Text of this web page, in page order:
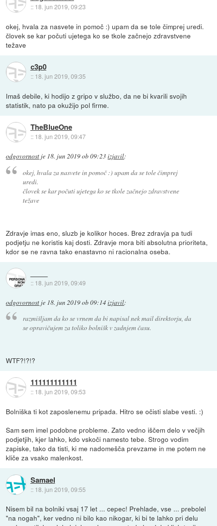
:: 18. jun 2019, 09:23
okej, hvala za nasvete in pomoč :) upam da se tole čimprej uredi.
človek se kar počuti ujetega ko se tkole začnejo zdravstvene
težave
c3p0
:: 18. jun 2019, 09:35
Imaš debile, ki hodijo z gripo v službo, da ne bi kvarili svojih
statistik, nato pa okužijo pol firme.
TheBlueOne
:: 18. jun 2019, 09:47
odgovornost je 18. jun 2019 ob 09:23izjavil:
okej, hvala za nasvete in pomoč :) upam da se tole čimprej
uredi.
človek se kar počuti ujetega ko se tkole začnejo zdravstvene
težave
Zdravje imas eno, sluzb je kolikor hoces. Brez zdravja pa tudi
podjetju ne koristis kaj dosti. Zdravje mora biti absolutna prioriteta,
kdor se ne ravna tako enastavno ni racionalna oseba.
:: 18. jun 2019, 09:49
odgovornost je 18. jun 2019 ob 09:14izjavil:
razmišljam da ko se vrnem da bi napisal nek mail direktorju, da
se opravičujem za toliko bolnišk v zadnjem času.
WTF?!?!?
111111111111
:: 18. jun 2019, 09:53
Bolniška ti kot zaposlenemu pripada. Hitro se očisti slabe vesti. :)
Sam sem imel podobne probleme. Zato vedno iščem delo v večjih
podjetjih, kjer lahko, kdo vskoči namesto tebe. Strogo vodim
zapiske, tako da tisti, ki me nadomešča prevzame in me potem ne
kliče za vsako malenkost.
Samael
:: 18. jun 2019, 09:55
Nisem bil na bolniki vsaj 17 let ... cepec! Prehlade, vse ... prebolel
"na nogah", ker vedno ni bilo kao nikogar, ki bi te lahko pri delu